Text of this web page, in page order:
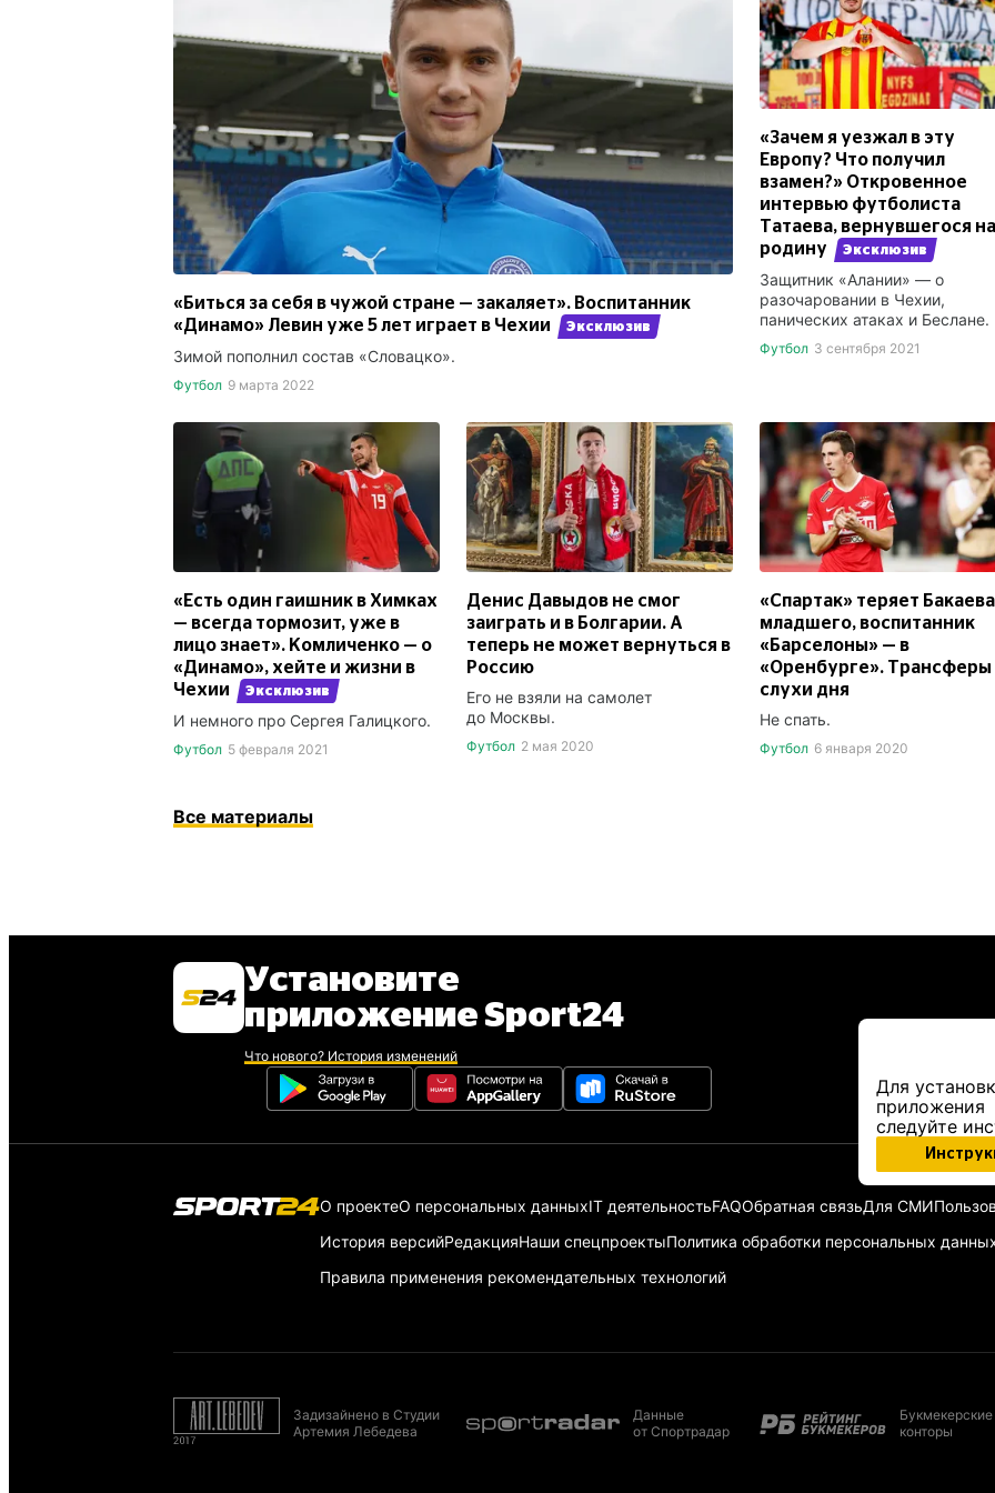
«Биться за себя в чужой стране — закаляет». Воспитанник
«Динамо» Левин уже 5 лет играет в Чехии
Эксклюзив
Зимой пополнил состав «Словацко».
Футбол 9 марта 2022
«Зачем я уезжал в эту
Европу? Что получил
взамен?» Откровенное
интервью футболиста
Татаева, вернувшегося на
родину
Эксклюзив
Защитник «Алании» — о
разочаровании в Чехии,
панических атаках и Беслане.
Футбол 3 сентября 2021
«Есть один гаишник в Химках
— всегда тормозит, уже в
лицо знает». Комличенко — о
«Динамо», хейте и жизни в
Чехии
Эксклюзив
И немного про Сергея Галицкого.
Футбол 5 февраля 2021
Денис Давыдов не смог
заиграть и в Болгарии. А
теперь не может вернуться в
Россию
Его не взяли на самолет
до Москвы.
Футбол 2 мая 2020
«Спартак» теряет
младшего, воспитанник
«Барселоны» — в
«Оренбурге». Трансферы
слухи дня
Не спать.
Футбол 6 января 2020
Все материалы
Установите
приложение Sport24
Что нового? История изменений
Для
приложения
следуйте
О проектеО персональных данныхIT деятельностьFAQОбратная связьДля СМИ
История версийРедакцияНаши спецпроектыПолитика обработки персональных
Правила применения рекомендательных технологий
Задизайнено в Студии
Артемия Лебедева
Данные
от Спортрадар
Букмекерские
конторы